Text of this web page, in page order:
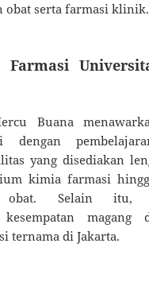
obat serta farmasi klinik.
Farmasi
Buana
dengan
yang disediakan
kimia farmasi
obat. Selain itu,
kesempatan magang
ternama di Jakarta.